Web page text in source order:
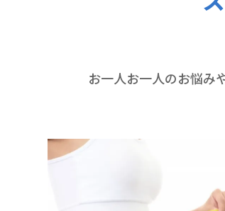
お一人お一人のお悩み